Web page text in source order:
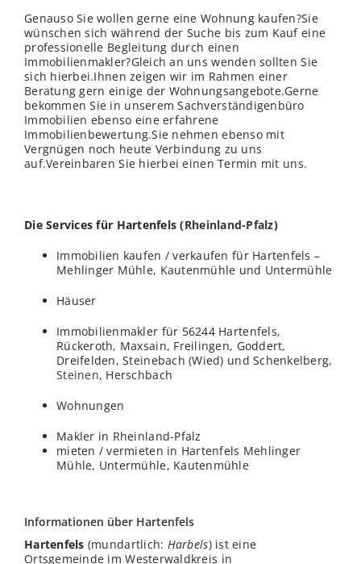
Genauso Sie wollen gerne eine Wohnung kaufen?Sie
wünschen sich während der Suche bis zum Kauf eine
professionelle Begleitung durch einen
Immobilienmakler?Gleich an uns wenden sollten Sie
sich hierbei.Ihnen zeigen wir im Rahmen einer
Beratung gern einige der Wohnungsangebote.Gerne
bekommen Sie in unserem Sachverständigenbüro
Immobilien ebenso eine erfahrene
Immobilienbewertung.Sie nehmen ebenso mit
Vergnügen noch heute Verbindung zu uns
auf.Vereinbaren Sie hierbei einen Termin mit uns.
Die Services für Hartenfels (Rheinland-Pfalz)
Immobilien kaufen / verkaufen für Hartenfels –
Mehlinger Mühle, Kautenmühle und Untermühle
Häuser
Immobilienmakler für 56244 Hartenfels,
Rückeroth, Maxsain, Freilingen, Goddert,
Dreifelden, Steinebach (Wied) und Schenkelberg,
Steinen, Herschbach
Wohnungen
Makler in Rheinland-Pfalz
mieten / vermieten in Hartenfels Mehlinger
Mühle, Untermühle, Kautenmühle
Informationen über Hartenfels
Hartenfels (mundartlich: Harbels) ist eine
Ortsgemeinde im Westerwaldkreis in